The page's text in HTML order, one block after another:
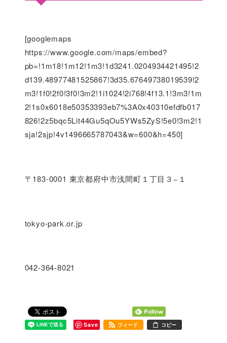
[googlemaps
https://www.google.com/maps/embed?
pb=!1m18!1m12!1m3!1d3241.0204934421495!2
d139.48977481525867!3d35.67649738019539!2
m3!1f0!2f0!3f0!3m2!1i1024!2i768!4f13.1!3m3!1m
2!1s0x6018e50353393eb7%3A0x40310efdfb017
826!2z5bqc5Lit44Gu5qOu5YWs5ZyS!5e0!3m2!1
sja!2sjp!4v1496665787043&w=600&h=450]
〒183-0001 東京都府中市浅間町１丁目３−１
tokyo-park.or.jp
042-364-8021
Save フィード コピー